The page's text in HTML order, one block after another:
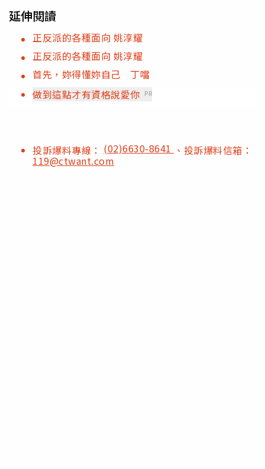
延伸閱讀
正反派的各種面向 姚淳耀
正反派的各種面向 姚淳耀
首先，妳得懂妳自己 丁噹
做到這點才有資格說愛你 PR
投訴爆料專線： (02)6630-8641 、投訴爆料信箱：
119@ctwant.com